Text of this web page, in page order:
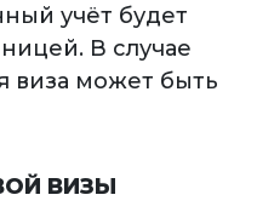
учёт будет
В случае
виза может быть
ВИЗЫ